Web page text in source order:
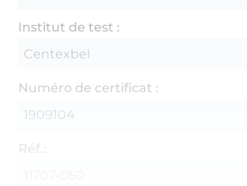
Institut de test :
Centexbel
Numéro de certificat :
1909104
Réf.: